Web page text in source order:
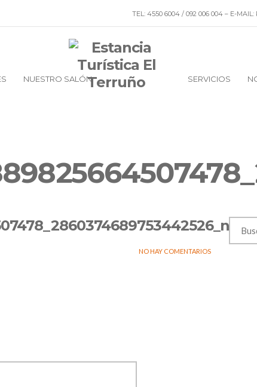
TEL: 4550 6004 / 092 006 004 – E-MAIL:
NUESTRO SALÓN SERVICIOS
NO HAY COMENTARIOS